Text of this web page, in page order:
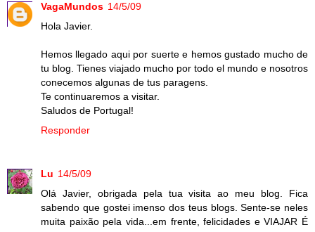
VagaMundos 14/5/09
Hola Javier.
Hemos llegado aqui por suerte e hemos gustado mucho de
tu blog. Tienes viajado mucho por todo el mundo e nosotros
conecemos algunas de tus paragens.
Te continuaremos a visitar.
Saludos de Portugal!
Responder
Lu 14/5/09
Olá Javier, obrigada pela tua visita ao meu blog. Fica
sabendo que gostei imenso dos teus blogs. Sente-se neles
muita paixão pela vida...em frente, felicidades e VIAJAR É